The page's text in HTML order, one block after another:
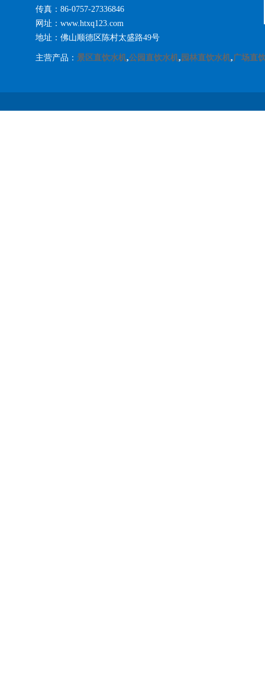
传真：86-0757-27336846
网址：www.htxq123.com
地址：佛山顺德区陈村太盛路49号
主营产品： 景区直饮水机,公园直饮水机, 园林直饮水机,广场直